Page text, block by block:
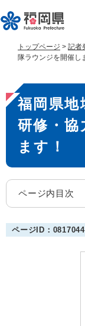
ー
ジ
す
。
ニ
ュ
し
て
トップページ > 記者
隊ラウンジを開催し
本
文
福岡県地
研修・
ます！
ページ内目次
ページID：0817044